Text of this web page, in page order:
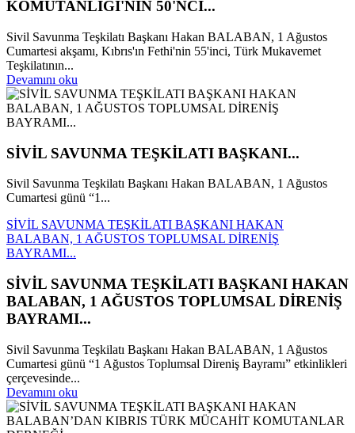
KOMUTANLIĞI'NIN 50'NCİ...
Sivil Savunma Teşkilatı Başkanı Hakan BALABAN, 1 Ağustos
Cumartesi akşamı, Kıbrıs'ın Fethi'nin 55'inci, Türk Mukavemet
Teşkilatının...
Devamını oku
SİVİL SAVUNMA TEŞKİLATI BAŞKANI...
Sivil Savunma Teşkilatı Başkanı Hakan BALABAN, 1 Ağustos
Cumartesi günü “1...
SİVİL SAVUNMA TEŞKİLATI BAŞKANI HAKAN
BALABAN, 1 AĞUSTOS TOPLUMSAL DİRENİŞ
BAYRAMI...
SİVİL SAVUNMA TEŞKİLATI BAŞKANI HAKAN
BALABAN, 1 AĞUSTOS TOPLUMSAL DİRENİŞ
BAYRAMI...
Sivil Savunma Teşkilatı Başkanı Hakan BALABAN, 1 Ağustos
Cumartesi günü “1 Ağustos Toplumsal Direniş Bayramı” etkinlikleri
çerçevesinde...
Devamını oku